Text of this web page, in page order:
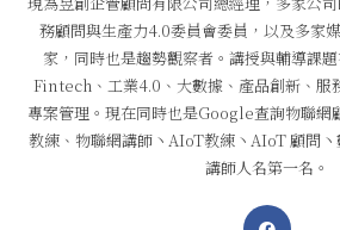
務顧問與生產力4.0委員會委員，以及多家
家，同時也是趨勢觀察者。講授與輔導課
Fintech、工業4.0、大數據、產品創新、服
專案管理。現在同時也是Google查詢物聯網
教練、物聯網講師丶AIoT教練丶AIoT 顧問
講師人名第一名。